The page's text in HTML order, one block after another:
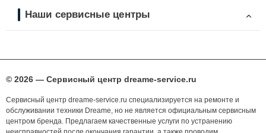
Наши сервисные центры
© 2026 — Сервисный центр dreame-service.ru
Сервисный центр dreame-service.ru специализируется на ремонте и
обслуживании техники Dreame, но не является официальным сервисным
центром бренда. Предлагаем качественные услуги по устранению